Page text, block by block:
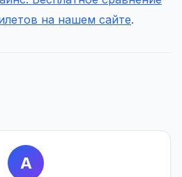
на нашем сайте.
A